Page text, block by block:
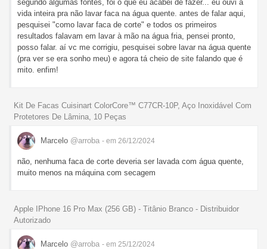
segundo algumas fontes, foi o que eu acabei de fazer... eu ouvi a
vida inteira pra não lavar faca na água quente. antes de falar aqui,
pesquisei "como lavar faca de corte" e todos os primeiros
resultados falavam em lavar à mão na água fria, pensei pronto,
posso falar. aí vc me corrigiu, pesquisei sobre lavar na água quente
(pra ver se era sonho meu) e agora tá cheio de site falando que é
mito. enfim!
Kit De Facas Cuisinart ColorCore™ C77CR-10P, Aço Inoxidável Com
Protetores De Lâmina, 10 Peças
Marcelo @arroba - em 26/12/2024
não, nenhuma faca de corte deveria ser lavada com água quente,
muito menos na máquina com secagem
Apple IPhone 16 Pro Max (256 GB) - Titânio Branco - Distribuidor
Autorizado
Marcelo @arroba - em 25/12/2024